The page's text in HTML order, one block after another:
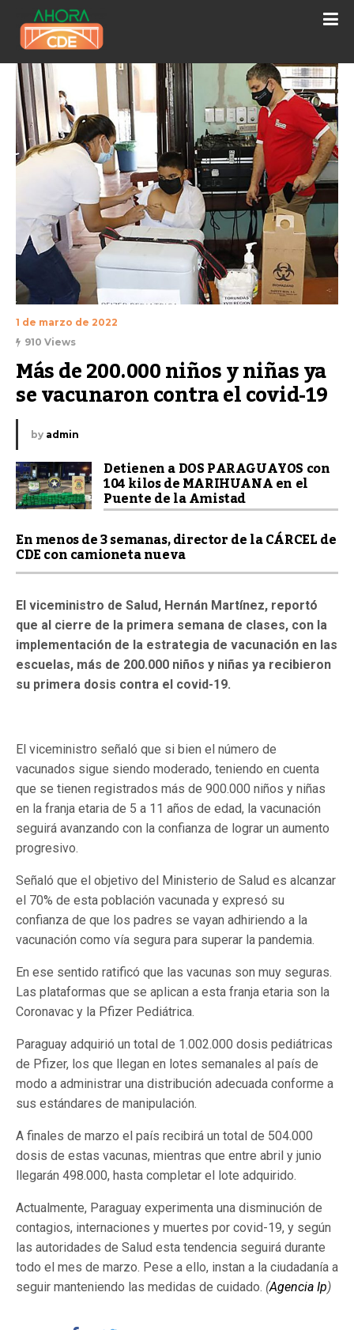
1 de marzo de 2022
910 Views
Más de 200.000 niños y niñas ya
se vacunaron contra el covid-19
by admin
Detienen a DOS PARAGUAYOS con
104 kilos de MARIHUANA en el
Puente de la Amistad
En menos de 3 semanas, director de la CÁRCEL de
CDE con camioneta nueva
El viceministro de Salud, Hernán Martínez, reportó
que al cierre de la primera semana de clases, con la
implementación de la estrategia de vacunación en las
escuelas, más de 200.000 niños y niñas ya recibieron
su primera dosis contra el covid-19.
El viceministro señaló que si bien el número de
vacunados sigue siendo moderado, teniendo en cuenta
que se tienen registrados más de 900.000 niños y niñas
en la franja etaria de 5 a 11 años de edad, la vacunación
seguirá avanzando con la confianza de lograr un aumento
progresivo.
Señaló que el objetivo del Ministerio de Salud es alcanzar
el 70% de esta población vacunada y expresó su
confianza de que los padres se vayan adhiriendo a la
vacunación como vía segura para superar la pandemia.
En ese sentido ratificó que las vacunas son muy seguras.
Las plataformas que se aplican a esta franja etaria son la
Coronavac y la Pfizer Pediátrica.
Paraguay adquirió un total de 1.002.000 dosis pediátricas
de Pfizer, los que llegan en lotes semanales al país de
modo a administrar una distribución adecuada conforme a
sus estándares de manipulación.
A finales de marzo el país recibirá un total de 504.000
dosis de estas vacunas, mientras que entre abril y junio
llegarán 498.000, hasta completar el lote adquirido.
Actualmente, Paraguay experimenta una disminución de
contagios, internaciones y muertes por covid-19, y según
las autoridades de Salud esta tendencia seguirá durante
todo el mes de marzo. Pese a ello, instan a la ciudadanía a
seguir manteniendo las medidas de cuidado. (Agencia Ip)